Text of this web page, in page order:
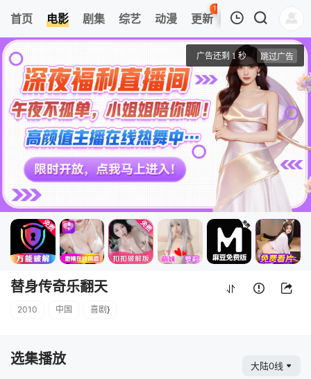
首页 电影 剧集 综艺 动漫 更新
116
热榜 APP
正片
替身传奇乐翻天
清空
替身传奇乐翻天
2010 中国 喜剧}
选集播放 大陆0线